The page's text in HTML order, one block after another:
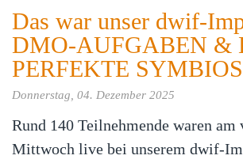
Das war unser dwif-
DMO-AUFGABEN &
PERFEKTE
Donnerstag, 04. Dezember 2025
Rund 140 Teilnehmende waren am
Mittwoch live bei unserem dwif-